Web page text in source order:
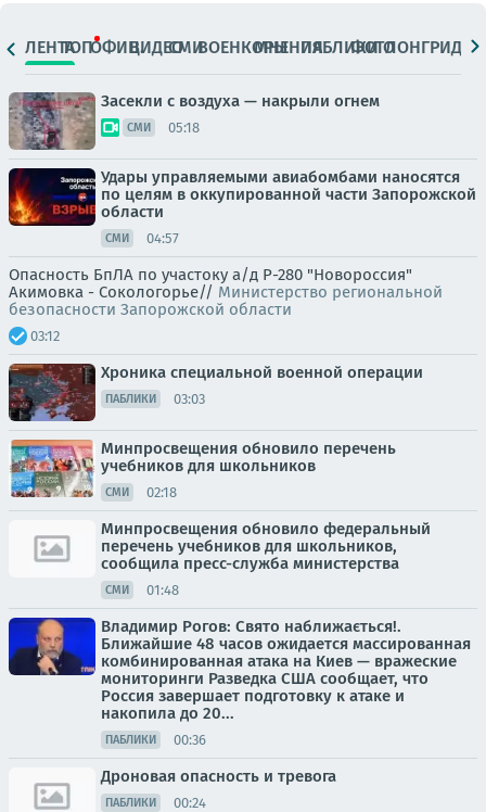
ЛЕНТАТОПОФИЦ.ВИДЕОСМИВОЕНКОРЫМНЕНИЯПАБЛИКИ
ФОТОЛОНГРИДЫ
Засекли с воздуха — накрыли огнем
СМИ 05:18
Удары управляемыми авиабомбами наносятся
по целям в оккупированной части Запорожской
области
СМИ 04:57
Опасность БпЛА по участоку а/д Р-280 "Новороссия"
Акимовка - Сокологорье// Министерство региональной
безопасности Запорожской области
03:12
Хроника специальной военной операции
ПАБЛИКИ 03:03
Минпросвещения обновило перечень
учебников для школьников
СМИ 02:18
Минпросвещения обновило федеральный
перечень учебников для школьников,
сообщила пресс-служба министерства
СМИ 01:48
Владимир Рогов: Свято наближається!.
Ближайшие 48 часов ожидается массированная
комбинированная атака на Киев — вражеские
мониторинги Разведка США сообщает, что
Россия завершает подготовку к атаке и
накопила до 20...
ПАБЛИКИ 00:36
Дроновая опасность и тревога
ПАБЛИКИ 00:24